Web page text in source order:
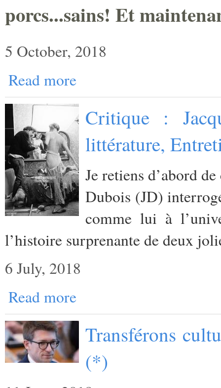
porcs...sains! Et
5 October, 2018
Read more
Critique :
littérature,
Je retiens d’abord
Dubois (JD)
comme lui à
l’histoire surprenante de deux
6 July, 2018
Read more
Transférons
(*)